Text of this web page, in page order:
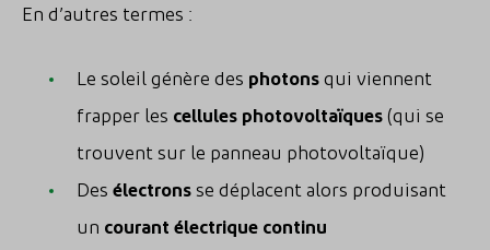
En d’autres termes :
Le soleil génère des photons qui viennent
frapper les cellules photovoltaïques (qui se
trouvent sur le panneau photovoltaïque)
Des électrons se déplacent alors produisant
un courant électrique continu